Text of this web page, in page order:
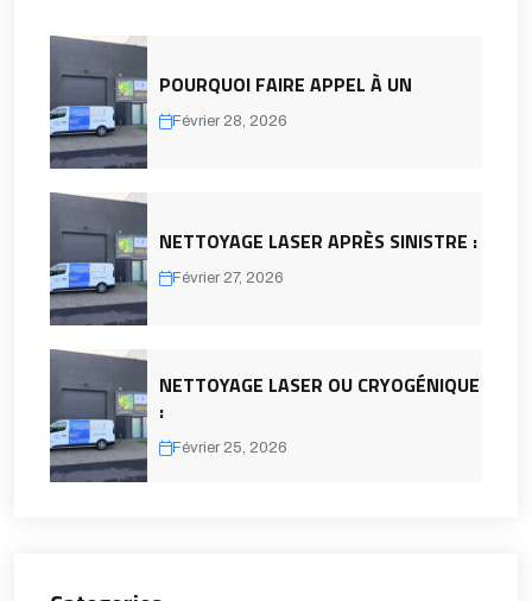
POURQUOI FAIRE APPEL À UN
Février 28, 2026
NETTOYAGE LASER APRÈS SINISTRE :
Février 27, 2026
NETTOYAGE LASER OU CRYOGÉNIQUE
:
Février 25, 2026